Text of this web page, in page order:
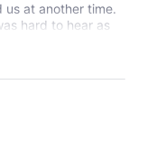
at another time.
hard to hear as